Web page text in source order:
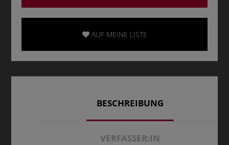
AUF MEINE LISTE
BESCHREIBUNG
VERFASSER:IN